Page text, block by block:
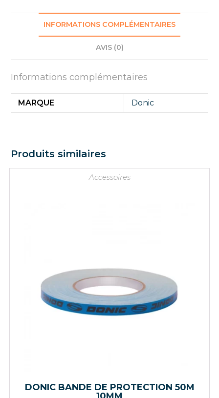
INFORMATIONS COMPLÉMENTAIRES
AVIS (0)
Informations complémentaires
MARQUE Donic
Produits similaires
Accessoires
DONIC BANDE DE PROTECTION 50M